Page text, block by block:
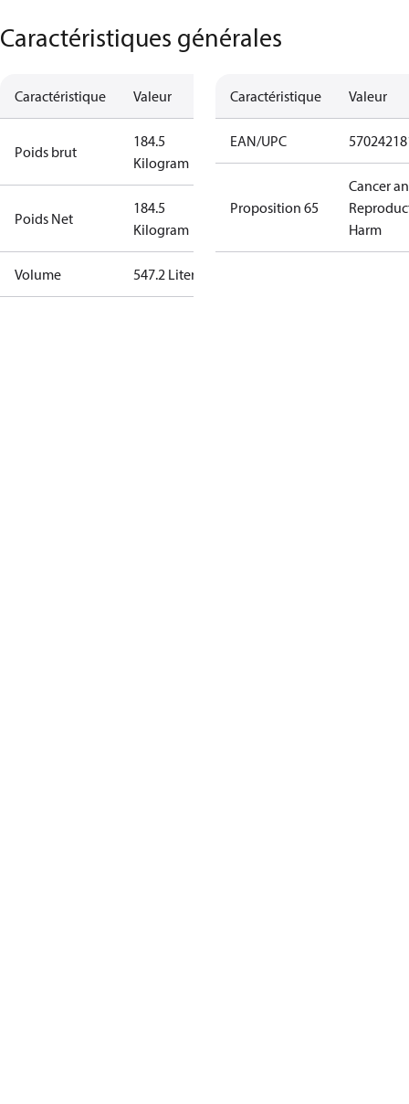
Caractéristiques générales
Caractéristique Valeur
Poids brut
184.5
Kilogram
Poids Net
184.5
Kilogram
Volume 547.2 Liter
Caractéristique Valeur
EAN/UPC
Proposition 65
Cancer
Harm